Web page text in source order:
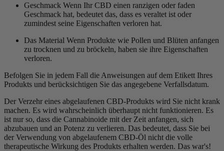
Geschmack Wenn Ihr CBD einen ranzigen oder faden
Geschmack hat, bedeutet das, dass es veraltet ist oder
zumindest seine Eigenschaften verloren hat.
Das Material Wenn Produkte wie Pollen und Blüten anfangen
zu trocknen und zu bröckeln, haben sie ihre Eigenschaften
verloren.
Befolgen Sie in jedem Fall die Anweisungen auf dem Etikett Ihres
Produkts und berücksichtigen Sie das angegebene Verfallsdatum.
Der Verzehr eines abgelaufenen CBD-Produkts wird Sie nicht krank
machen. Es wird wahrscheinlich überhaupt nicht funktionieren. Es
ist nur so, dass die Cannabinoide mit der Zeit anfangen, sich
abzubauen und an Potenz zu verlieren. Das bedeutet, dass Sie bei
der Verwendung von abgelaufenem CBD-Öl nicht die volle
therapeutische Wirkung des Produkts erhalten werden. Das war's!